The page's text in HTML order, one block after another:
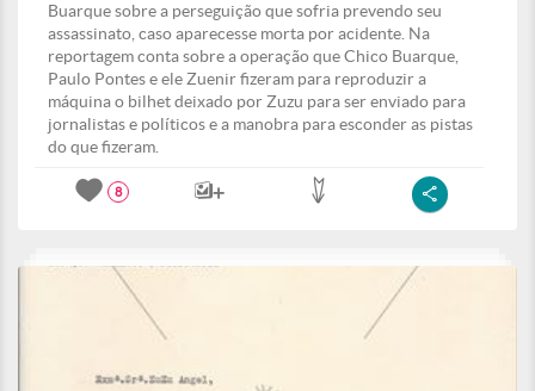
Buarque sobre a perseguição que sofria prevendo seu
assassinato, caso aparecesse morta por acidente. Na
reportagem conta sobre a operação que Chico Buarque,
Paulo Pontes e ele Zuenir fizeram para reproduzir a
máquina o bilhet deixado por Zuzu para ser enviado para
jornalistas e políticos e a manobra para esconder as pistas
do que fizeram.
8